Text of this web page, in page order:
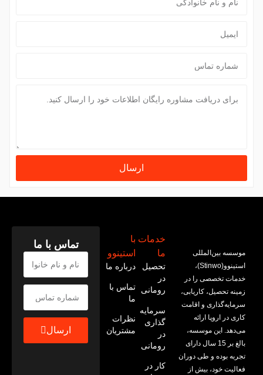
ارسال
موسسه بین‌المللی
استینوو(Stinwo)،
خدمات تخصصی را در
زمینه تحصیل، کاریابی،
سرمایه‌گذاری و اقامت
کاری در اروپا ارائه
می‌‌دهد. این موسسه،
بالغ بر 15 سال دارای
تجربه بوده و طی دوران
فعالیت خود، بیش از
خدمات
ما
تحصیل
در
رومانی
سرمایه
گذاری
در
رومانی
کار در
با
استینوو
درباره ما
تماس با
ما
نظرات
مشتریان
تماس با ما
ارسال